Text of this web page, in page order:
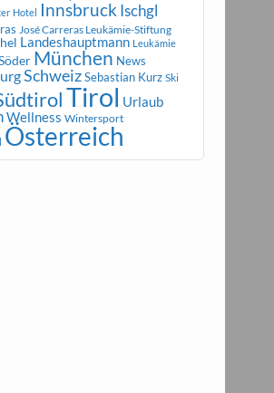
Hotel Innsbruck Ischgl
José Carreras Leukämie-Stiftung
Landeshauptmann Leukämie
München News
Schweiz Sebastian Kurz Ski
Tirol Urlaub
Wellness Wintersport
Österreich